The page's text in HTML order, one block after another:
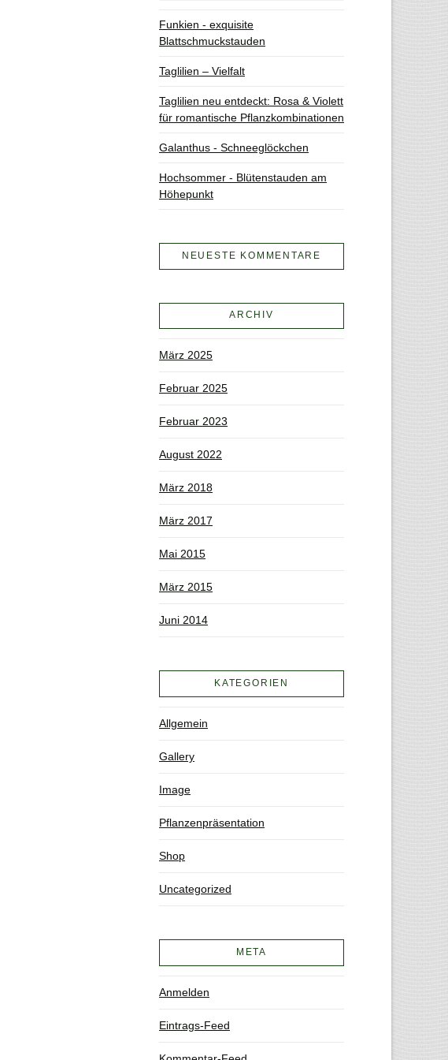
Funkien - exquisite
Blattschmuckstauden
Taglilien – Vielfalt
Taglilien neu entdeckt: Rosa & Violett
für romantische Pflanzkombinationen
Galanthus - Schneeglöckchen
Hochsommer - Blütenstauden am
Höhepunkt
NEUESTE KOMMENTARE
ARCHIV
März 2025
Februar 2025
Februar 2023
August 2022
März 2018
März 2017
Mai 2015
März 2015
Juni 2014
KATEGORIEN
Allgemein
Gallery
Image
Pflanzenpräsentation
Shop
Uncategorized
META
Anmelden
Eintrags-Feed